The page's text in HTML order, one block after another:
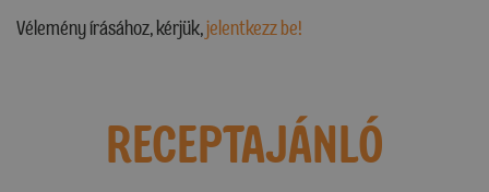
Vélemény írásához, kérjük,jelentkezz be!
RECEPTAJÁNLÓ